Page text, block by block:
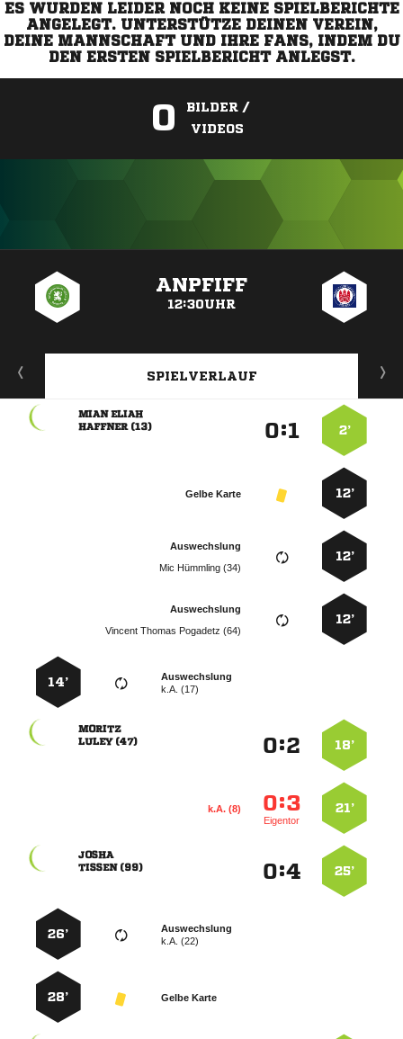
ES WURDEN LEIDER NOCH KEINE SPIELBERICHTE
ANGELEGT. UNTERSTÜTZE DEINEN VEREIN,
DEINE MANNSCHAFT UND IHRE FANS, INDEM DU
DEN ERSTEN SPIELBERICHT ANLEGST.
0
BILDER /
VIDEOS
ANPFIFF
12:30UHR
SPIELVERLAUF
2’
:
 
 
12’
Gelbe Karte
12’
Auswechslung
  
12’
Auswechslung
   
Auswechslung
k.A. (17)
14’
18’
:

 
21’
:
Eigentor
k.A. (8)
25’
:

 
Auswechslung
k.A. (22)
26’
Gelbe Karte
28’